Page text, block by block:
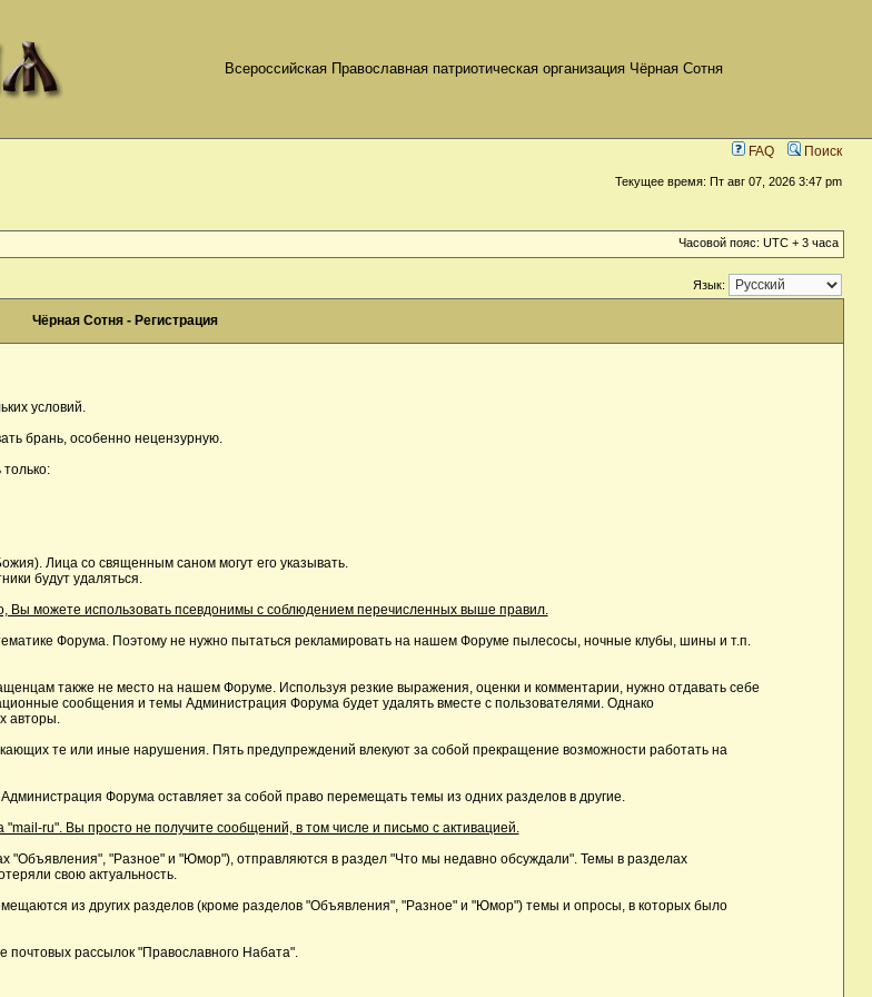
Всероссийская Православная патриотическая организация Чёрная Сотня
FAQ Поиск
Текущее время: Пт авг 07, 2026 3:47 pm
Часовой пояс: UTC + 3 часа
Язык:
Чёрная Сотня - Регистрация
условий.
брань, особенно нецензурную.
Лица со священным саном могут его указывать.
будут удаляться.
Вы можете использовать псевдонимы с соблюдением перечисленных выше правил.
Форума. Поэтому не нужно пытаться рекламировать на нашем Форуме пылесосы, ночные клубы, шины и т.п.
также не место на нашем Форуме. Используя резкие выражения, оценки и комментарии, нужно отдавать себе
сообщения и темы Администрация Форума будет удалять вместе с пользователями. Однако
авторы.
те или иные нарушения. Пять предупреждений влекуют за собой прекращение возможности работать на
Форума оставляет за собой право перемещать темы из одних разделов в другие.
ru". Вы просто не получите сообщений, в том числе и письмо с активацией.
"Объявления", "Разное" и "Юмор"), отправляются в раздел "Что мы недавно обсуждали". Темы в разделах
свою актуальность.
из других разделов (кроме разделов "Объявления", "Разное" и "Юмор") темы и опросы, в которых было
рассылок "Православного Набата".